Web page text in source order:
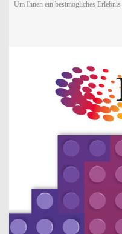
Um Ihnen ein bestmögliches